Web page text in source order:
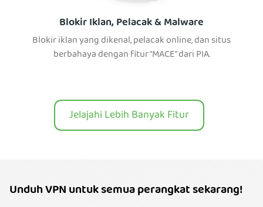
Blokir Iklan, Pelacak & Malware
Blokir iklan yang dikenal, pelacak online, dan situs
berbahaya dengan fitur “MACE” dari PIA.
Jelajahi Lebih Banyak Fitur
Unduh VPN untuk semua perangkat sekarang!